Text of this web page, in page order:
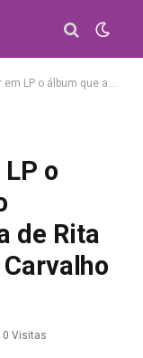
da parceria de Rita Lee com Roberto de Carvalho em 1990?
o
de Rita
0 Visitas